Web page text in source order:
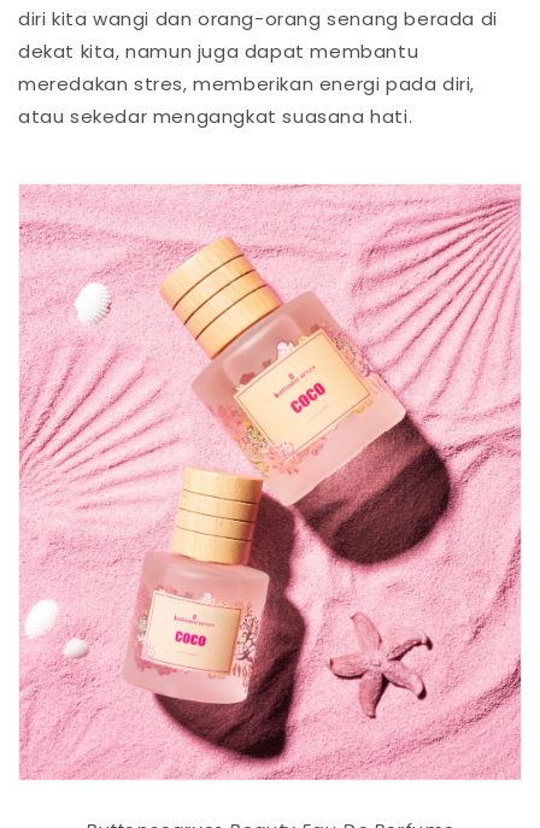
diri kita wangi dan orang-orang senang berada di
dekat kita, namun juga dapat membantu
meredakan stres, memberikan energi pada diri,
atau sekedar mengangkat suasana hati.